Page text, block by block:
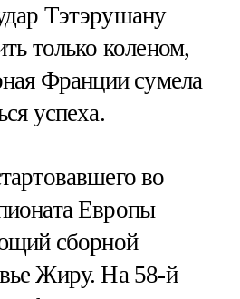
Тэтэрушану
только коленом,
Франции сумела
успеха.
во
Европы
сборной
Жиру. На 58-й